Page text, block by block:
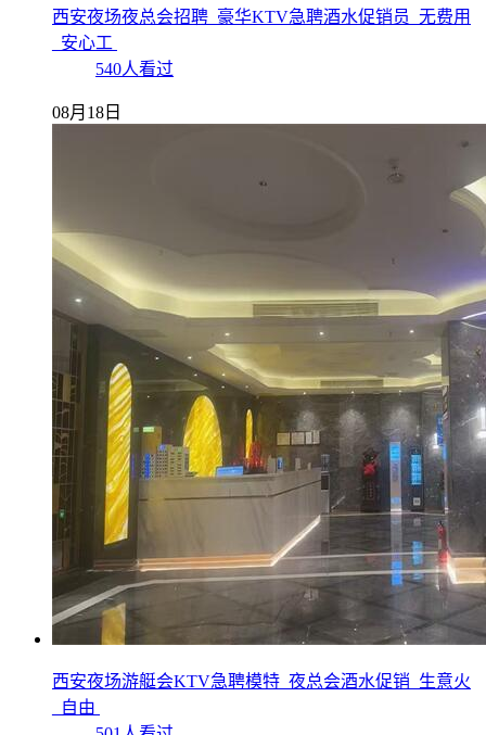
西安夜场夜总会招聘_豪华KTV急聘酒水促销员_无费用
_安心工
540人看过
08月18日
西安夜场游艇会KTV急聘模特_夜总会酒水促销_生意火
_自由